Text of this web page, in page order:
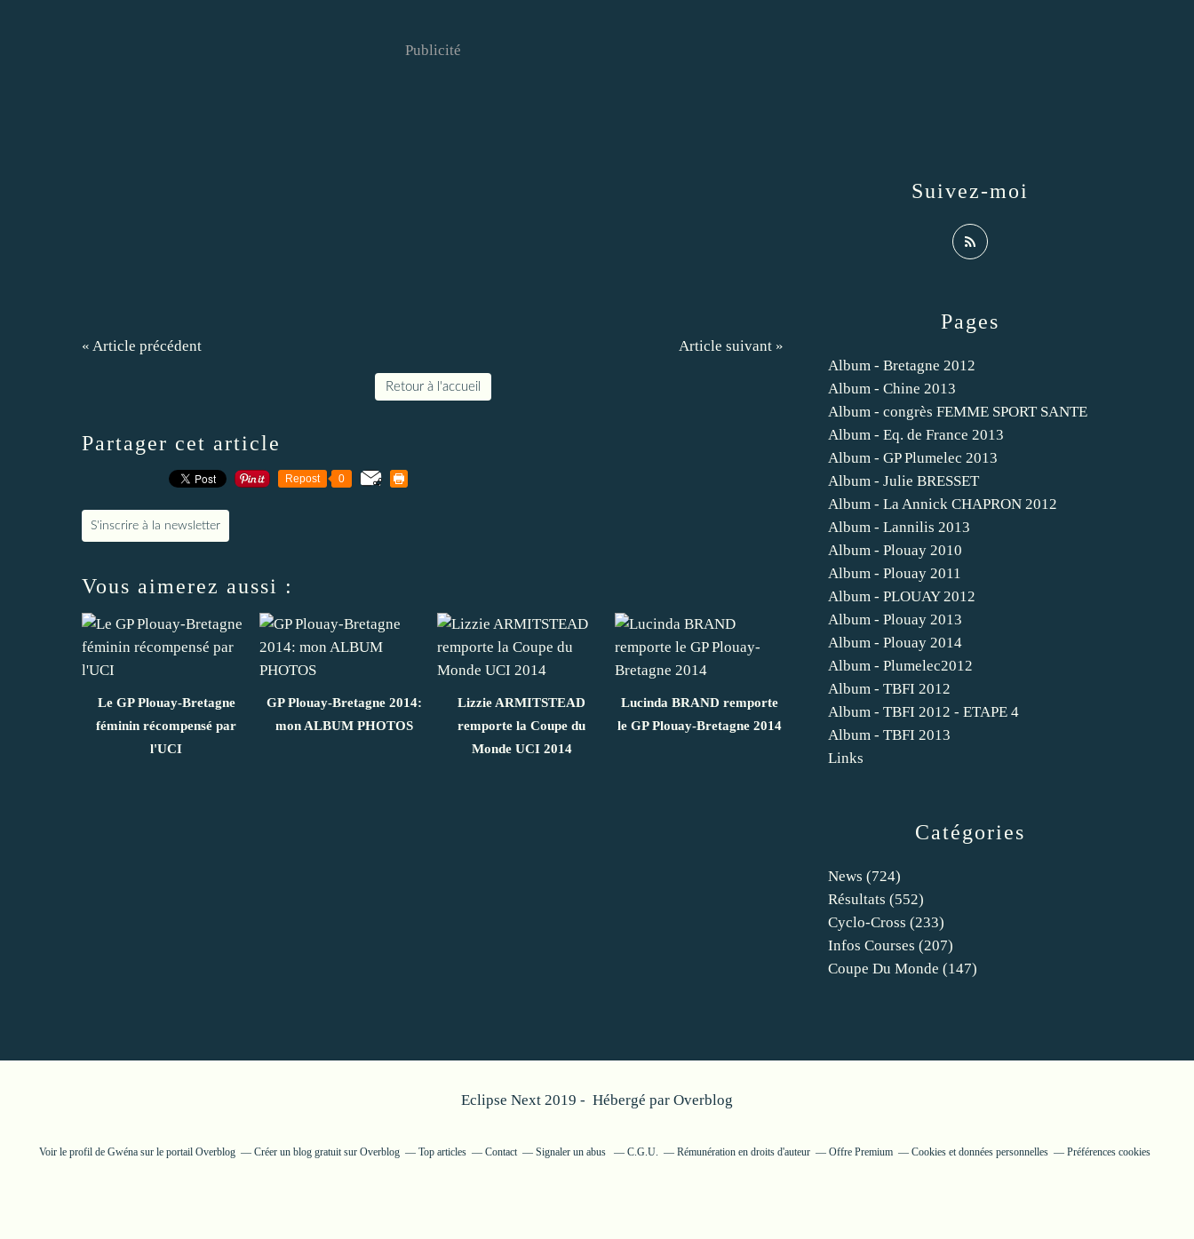
Publicité
« Article précédent Article suivant »
Retour à l'accueil
Partager cet article
Repost 0
S'inscrire à la newsletter
Vous aimerez aussi :
Le GP Plouay-Bretagne
féminin récompensé par
l'UCI
GP Plouay-Bretagne 2014:
mon ALBUM PHOTOS
Lizzie ARMITSTEAD
remporte la Coupe du
Monde UCI 2014
Lucinda BRAND remporte
le GP Plouay-Bretagne 2014
Catégories
News (724)
Résultats (552)
Cyclo-Cross (233)
Infos Courses (207)
Coupe Du Monde (147)
Pages
Album - Bretagne 2012
Album - Chine 2013
Album - congrès FEMME SPORT SANTE
Album - Eq. de France 2013
Album - GP Plumelec 2013
Album - Julie BRESSET
Album - La Annick CHAPRON 2012
Album - Lannilis 2013
Album - Plouay 2010
Album - Plouay 2011
Album - PLOUAY 2012
Album - Plouay 2013
Album - Plouay 2014
Album - Plumelec2012
Album - TBFI 2012
Album - TBFI 2012 - ETAPE 4
Album - TBFI 2013
Links
Suivez-moi
Eclipse Next 2019 - Hébergé par Overblog
Voir le profil de Gwénasur le portail Overblog Créer un blog gratuit sur Overblog Top articles Contact Signaler un abus C.G.U. Rémunération en droits d'auteur Offre Premium Cookies et données personnelles Préférences cookies